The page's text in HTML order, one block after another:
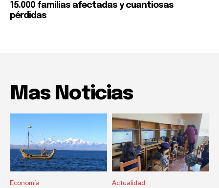
15.000 familias afectadas y cuantiosas
pérdidas
Mas Noticias
Economía Actualidad